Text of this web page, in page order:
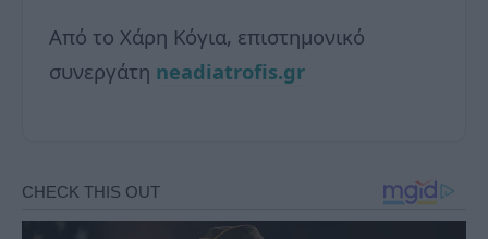
Από το Χάρη Κόγια, επιστημονικό
συνεργάτη neadiatrofis.gr